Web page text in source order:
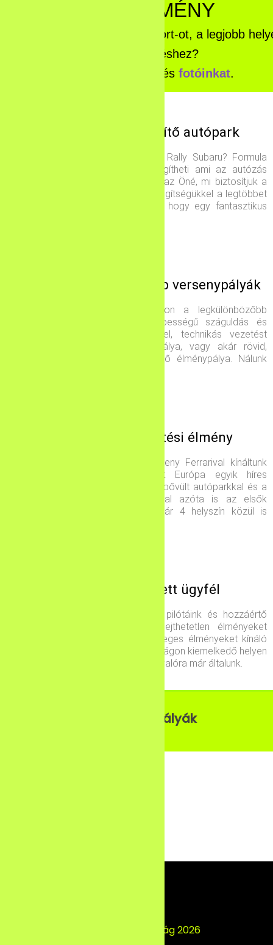
AUTÓS ÉLMÉNY
válaszd az Extrémautósport-ot, a legjobb
az élményvezetéshez?
és fotóinkat.
Minden igényt kielégítő autópark
Ferrari? Ford Mustang? Drift autó? Rally Subaru? Formula
autó? Nálunk minden igényét kielégítheti ami az autózás
területén megtalálható. A választás az Öné, mi biztosítjuk a
profi és hozzáértő instruktorokat, segítségükkel a legtöbbet
kihozhatja magából és a járműből, hogy egy fantasztikus
A leggyorsabb és legjobb versenypályák
Egyedülállóan változatos pályáinkon a legkülönbözőbb
élmények várnak Önre. Nagy sebességű száguldás és
kanyarok biztonságos bukóterekkel, technikás vezetést
kívánó de mégis gyors versenypálya, vagy akár rövid,
kezdőknek is tökéletesen megfelelő élménypálya. Nálunk
Az első számú vezetési élmény
2014-ben elsőként egy valódi verseny Ferrarival kínáltunk
élményt a száguldani vágyóknak Európa egyik híres
versenypályáján a Hungaroringen. Kibővült autóparkkal és a
rengeteg megszerzett tapasztalattal azóta is az elsők
vagyunk élményautózásban. Ma már 4 helyszín közül is
Több ezer elégedett ügyfél
Valódi versenyekben is bizonyított pilótáink és hozzáértő
instruktoraink rendezvényeinken felejthetetlen élményeket
kínálnak az autózás terén. A különleges élményeket kínáló
szolgáltatások területén Magyarországon kiemelkedő helyen
vagyunk, több ezer ember álma vált valóra már általunk.
Választható pályák
Szimulátor bajnokság 2026